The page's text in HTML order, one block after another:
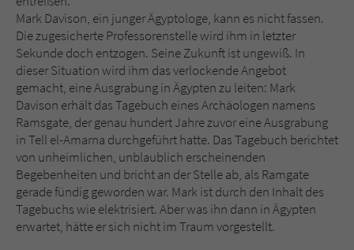
Mark Davison, ein junger Ägyptologe, kann es nicht fassen.
Die zugesicherte Professorenstelle wird ihm in letzter
Sekunde doch entzogen. Seine Zukunft ist ungewiß. In
dieser Situation wird ihm das verlockende Angebot
gemacht, eine Ausgrabung in Ägypten zu leiten: Mark
Davison erhält das Tagebuch eines Archäologen namens
Ramsgate, der genau hundert Jahre zuvor eine Ausgrabung
in Tell el-Amarna durchgeführt hatte. Das Tagebuch berichtet
von unheimlichen, unblaublich erscheinenden
Begebenheiten und bricht an der Stelle ab, als Ramgate
gerade fündig geworden war. Mark ist durch den Inhalt des
Tagebuchs wie elektrisiert. Aber was ihn dann in Ägypten
erwartet, hätte er sich nicht im Traum vorgestellt.
Anbieter Literatur-Couch Medien GmbH & Co. KG
Laufzeit Session
Zweck
Dieses Cookie gewährleistet die
Kommunikation der Webseite mit dem
Benutzer. Es wird benötigt um z. B. den
Sicherheitscode des Kontaktformulars zu
überprüfen.